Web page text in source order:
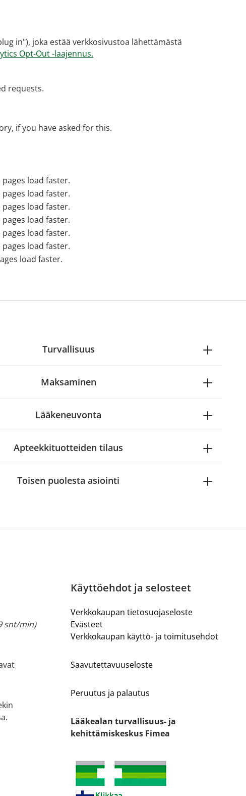
in"), joka estää verkkosivustoa lähettämästä
Opt-Out -laajennus.
requests.
if you have asked for this.
load faster.
load faster.
load faster.
load faster.
load faster.
load faster.
load faster.
Turvallisuus
Maksaminen
Lääkeneuvonta
Apteekkituotteiden tilaus
Toisen puolesta asiointi
snt/min)
Käyttöehdot ja selosteet
Verkkokaupan tietosuojaseloste
Evästeet
Verkkokaupan käyttö- ja toimitusehdot
Saavutettavuuseloste
Peruutus ja palautus
Lääkealan turvallisuus- ja
kehittämiskeskus Fimea